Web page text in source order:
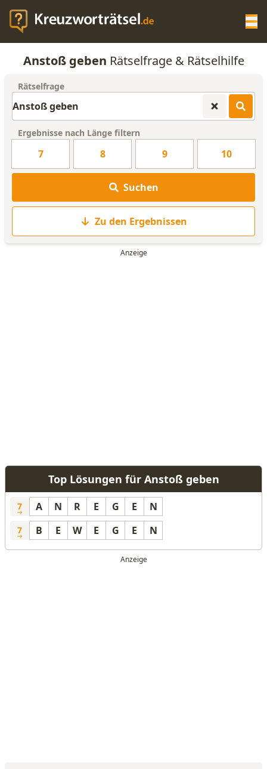
KREUZWORTRÄTSEL-HILFE
WORTLISTE
Anstoß geben Rätselfrage & Rätselhilfe
Rätselfrage
Ergebnisse nach Länge filtern
7 8 9 10
Suchen
Zu den Ergebnissen
Top Lösungen für Anstoß geben
7 A N R E G E N
7 B E W E G E N